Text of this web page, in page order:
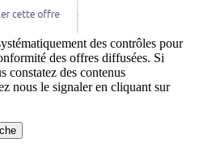
des contrôles pour
des offres diffusées. Si
constatez des contenus
nous le signaler en cliquant sur